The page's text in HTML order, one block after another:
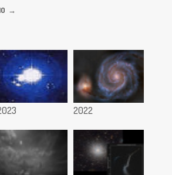
2022